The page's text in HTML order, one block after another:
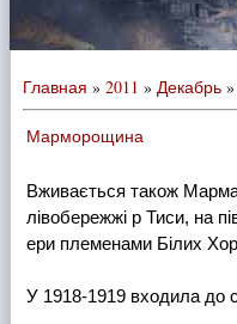
Главная » 2011 » Декабрь »
Марморощина
Вживається також
лівобережжі р Тиси, на
ери племенами Білих
У 1918-1919 входила до